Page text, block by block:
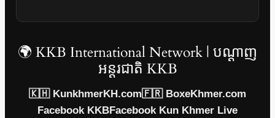
🌍 KKB International Network | បណ្តាញ
អន្តរជាតិ KKB
🇰🇭 KunkhmerKH.com🇫🇷 BoxeKhmer.com
Facebook KKBFacebook Kun Khmer Live